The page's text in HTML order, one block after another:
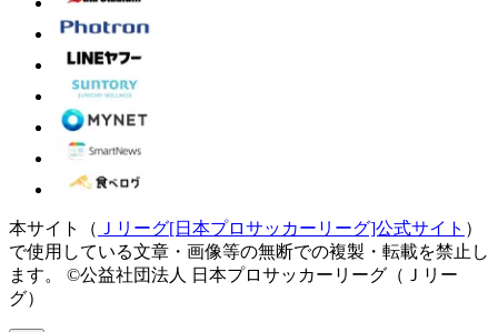
本サイト（ Ｊリーグ[日本プロサッカーリーグ]公式サイト ）
で使用している文章・画像等の無断での複製・転載を禁止し
ます。
©公益社団法人 日本プロサッカーリーグ（Ｊリー
グ）